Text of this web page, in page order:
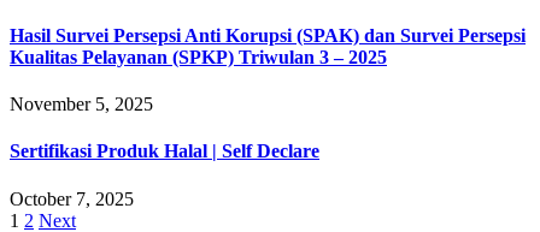
Hasil Survei Persepsi Anti Korupsi (SPAK) dan Survei Persepsi
Kualitas Pelayanan (SPKP) Triwulan 3 – 2025
November 5, 2025
Sertifikasi Produk Halal | Self Declare
October 7, 2025
1 2 Next